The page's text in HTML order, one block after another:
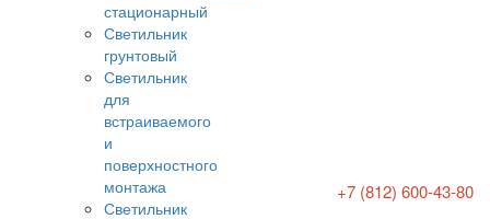
стационарный
Светильник
грунтовый
Светильник
для
встраиваемого
и
поверхностного
монтажа
Светильник
+7 (812) 600-43-80